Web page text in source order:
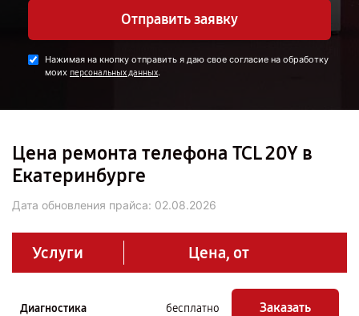
Отправить заявку
Нажимая на кнопку отправить я даю свое согласие на обработку
моих персональных данных.
Цена ремонта телефона TCL 20Y в
Екатеринбурге
Дата обновления прайса: 02.08.2026
Услуги Цена, от
Диагностика бесплатно Заказать